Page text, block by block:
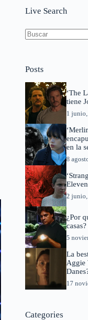
Live Search
Posts
‘The
tiene
1
en la
8
2
¿Por
5
La
Aggie
17
Categories